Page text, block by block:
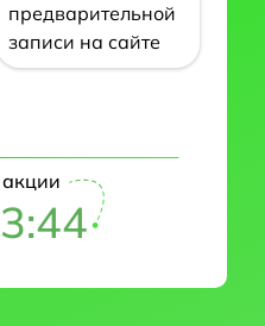
предварительной
записи на сайте